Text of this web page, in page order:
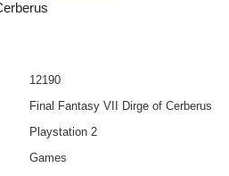
12190
Final Fantasy VII Dirge of Cerberus
Playstation 2
Games